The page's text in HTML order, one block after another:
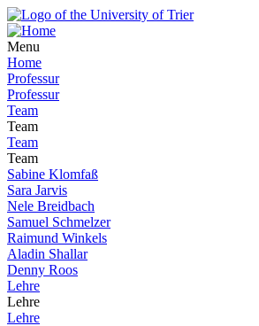
Menu
Home
Professur
Professur
Team
Team
Team
Team
Sabine Klomfaß
Sara Jarvis
Nele Breidbach
Samuel Schmelzer
Raimund Winkels
Aladin Shallar
Denny Roos
Lehre
Lehre
Lehre